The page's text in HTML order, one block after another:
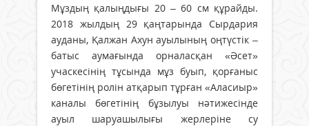
Мұздың қалыңдығы 20 – 60 см құрайды.
2018 жылдың 29 қаңтарында Сырдария
ауданы, Қалжан Ахун ауылының оңтүстік –
батыс аумағында орналасқан «Әсет»
учаскесінің тұсында мұз буып, қорғаныс
бөгетінің ролін атқарып тұрған «Аласиыр»
каналы бөгетінің бұзылуы нәтижесінде
ауыл шаруашылығы жерлеріне су